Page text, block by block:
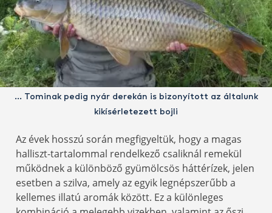
… Tominak pedig nyár derekán is bizonyított az általunk
kikísérletezett bojli
Az évek hosszú során megfigyeltük, hogy a magas
halliszt-tartalommal rendelkező csaliknál remekül
működnek a különböző gyümölcsös háttérízek, jelen
esetben a szilva, amely az egyik legnépszerűbb a
kellemes illatú aromák között. Ez a különleges